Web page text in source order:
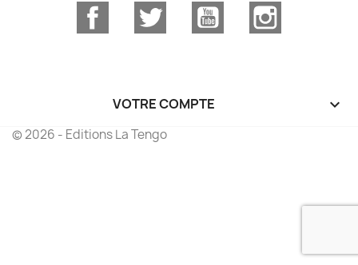
Facebook Twitter YouTube
VOTRE COMPTE 
© 2026 - Editions La Tengo